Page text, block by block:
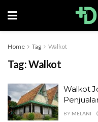
Home Tag Walkot
Tag:Walkot
Walkot
BY MELANI